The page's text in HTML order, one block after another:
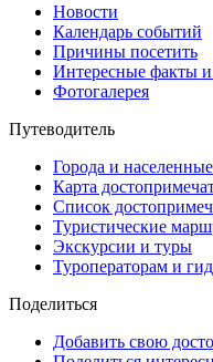
Новости
Календарь событий
Причины посетить
Интересные факты и
Фотогалерея
Путеводитель
Города и
Карта
Список
Туристические
Экскурсии и туры
Туроператорам и
Поделиться
Добавить свою